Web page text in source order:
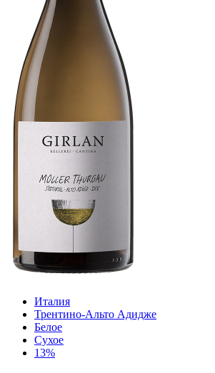
Италия
Трентино-Альто Адидже
Белое
Сухое
13%